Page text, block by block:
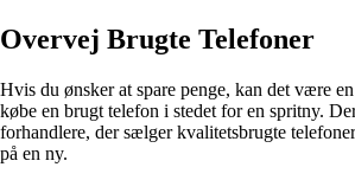
Overvej Brugte Telefoner
Hvis du ønsker at spare penge, kan det være
købe en brugt telefon i stedet for en spritny.
forhandlere, der sælger kvalitetsbrugte
på en ny.